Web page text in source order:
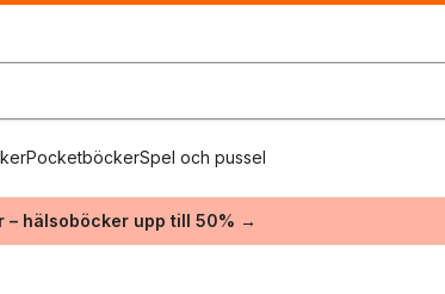
PocketböckerSpel och pussel
– hälsoböcker upp till 50% →